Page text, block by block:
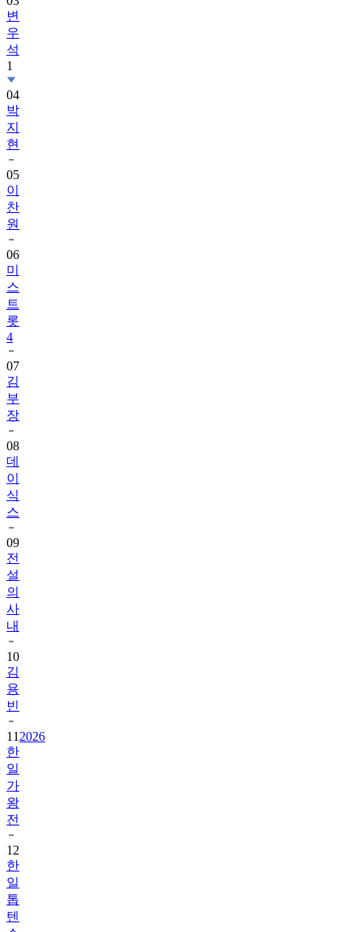
변
우
석
1
04
박
지
현
05
이
찬
원
06
미
스
트
롯
4
07
김
부
장
08
데
이
식
스
09
전
설
의
사
내
10
김
용
빈
11 2026
한
일
가
왕
전
12
한
일
톱
텐